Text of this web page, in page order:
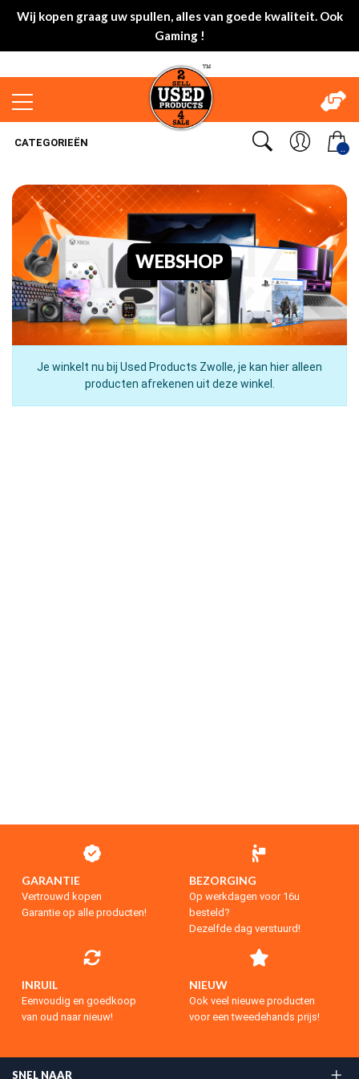
Wij kopen graag uw spullen, alles van goede kwaliteit. Ook
Gaming !
..
CATEGORIEËN
WEBSHOP
Je winkelt nu bij Used Products Zwolle, je kan hier alleen
producten afrekenen uit deze winkel.
GARANTIE
Vertrouwd kopen
Garantie op alle producten!
BEZORGING
Op werkdagen voor 16u
besteld?
Dezelfde dag verstuurd!
INRUIL
Eenvoudig en goedkoop
van oud naar nieuw!
NIEUW
Ook veel nieuwe producten
voor een tweedehands prijs!
SNEL NAAR